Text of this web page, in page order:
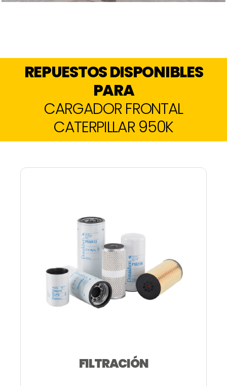
REPUESTOS DISPONIBLES
PARA
CARGADOR FRONTAL
CATERPILLAR 950K
FILTRACIÓN